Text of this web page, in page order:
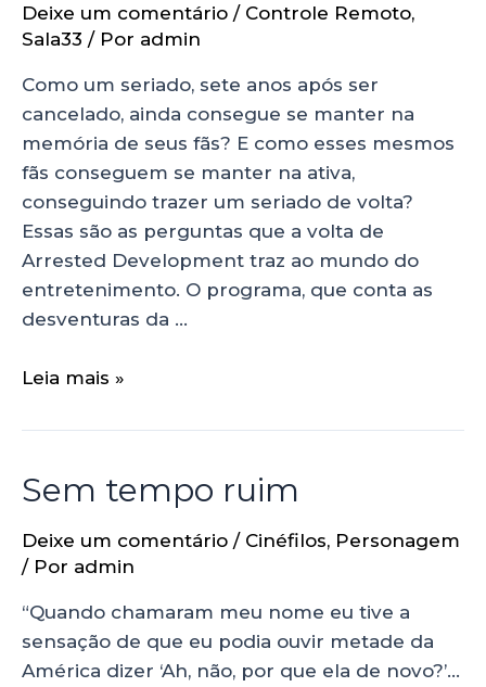
Deixe um comentário / Controle Remoto,
Sala33 / Por admin
Como um seriado, sete anos após ser
cancelado, ainda consegue se manter na
memória de seus fãs? E como esses mesmos
fãs conseguem se manter na ativa,
conseguindo trazer um seriado de volta?
Essas são as perguntas que a volta de
Arrested Development traz ao mundo do
entretenimento. O programa, que conta as
desventuras da …
Leia mais »
Sem tempo ruim
Deixe um comentário / Cinéfilos, Personagem
/ Por admin
“Quando chamaram meu nome eu tive a
sensação de que eu podia ouvir metade da
América dizer ‘Ah, não, por que ela de novo?’…